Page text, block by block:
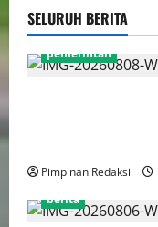
SELURUH BERITA
pemerintah
Pimpinan Redaksi
berita